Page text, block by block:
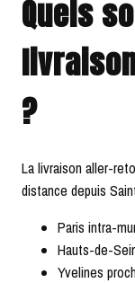
Quels
?
La livraison aller-
distance depuis
Paris intra-
Hauts-de-
Yvelines